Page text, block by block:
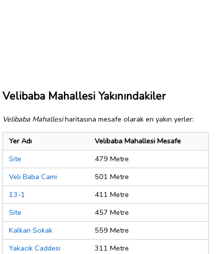
Velibaba Mahallesi Yakınındakiler
Velibaba Mahallesiharitasına mesafe olarak en yakın yerler:
Yer Adı
Velibaba Mahallesi Mesafe
Site
479 Metre
Veli Baba Cami
501 Metre
13-1
411 Metre
Site
457 Metre
Kalkan Sokak
559 Metre
Yakacık Caddesi
311 Metre